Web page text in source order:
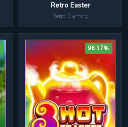
Retro Easter
Retro Gaming
96.17%